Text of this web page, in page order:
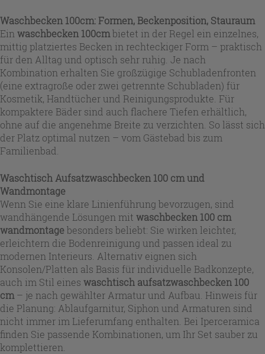
Waschbecken 100cm: Formen, Beckenposition, Stauraum
Ein waschbecken 100cmbietet in der Regel ein einzelnes,
mittig platziertes Becken in rechteckiger Form – praktisch
für den Alltag und optisch sehr ruhig. Je nach
Kombination erhalten Sie großzügige Schubladenfronten
(eine extragroße oder zwei getrennte Schubladen) für
Kosmetik, Handtücher und Reinigungsprodukte. Für
kompaktere Bäder sind auch flachere Tiefen erhältlich,
ohne auf die angenehme Breite zu verzichten. So lässt sich
der Platz optimal nutzen – vom Gästebad bis zum
Familienbad.
Waschtisch Aufsatzwaschbecken 100 cm und
Wandmontage
Wenn Sie eine klare Linienführung bevorzugen, sind
wandhängende Lösungen mit waschbecken 100 cm
wandmontage besonders beliebt: Sie wirken leichter,
erleichtern die Bodenreinigung und passen ideal zu
modernen Interieurs. Alternativ eignen sich
Konsolen/Platten als Basis für individuelle Badkonzepte,
auch im Stil eines waschtisch aufsatzwaschbecken 100
cm – je nach gewählter Armatur und Aufbau. Hinweis für
die Planung: Ablaufgarnitur, Siphon und Armaturen sind
nicht immer im Lieferumfang enthalten. Bei Iperceramica
finden Sie passende Kombinationen, um Ihr Set sauber zu
komplettieren.